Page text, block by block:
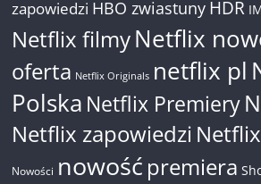
zapowiedzi HBO zwiastuny HDR
Netflix filmyNetflix
oferta Netflix Originals netflix pl
Polska Netflix Premiery
Netflix zapowiedzi
Nowości nowość premiera